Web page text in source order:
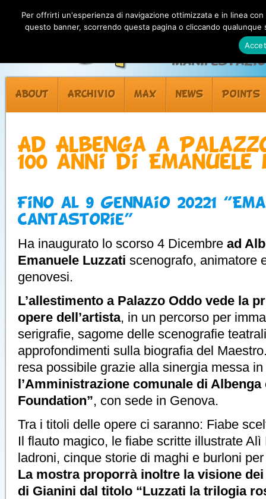
ABOUT ARCHIVIO MAX NEWS POINTS
Ad Albenga a
100 anni di
Fino al 9 Gennaio 20221
Cantastorie”
Ha inaugurato lo scorso 4 Dicembre ad
Emanuele Luzzati scenografo, animatore
genovesi.
L’allestimento a Palazzo Oddo vede la
opere dell’artista, in un percorso per
serigrafie, sagome delle scenografie
approfondimenti sulla biografia del
resa possibile grazie alla sinergia messa
l’Amministrazione comunale di Albenga
Foundation”, con sede in Genova.
Tra i titoli delle opere ci saranno: Fiabe
Il flauto magico, le fiabe scritte illustrate
ladroni, cinque storie di maghi e burloni
La mostra proporrà inoltre la visione
di Gianini dal titolo “Luzzati la trilogia
Per offrirti un'esperienza di navigazione ottimizzata e in linea
questo banner, scorrendo questa pagina o cliccando